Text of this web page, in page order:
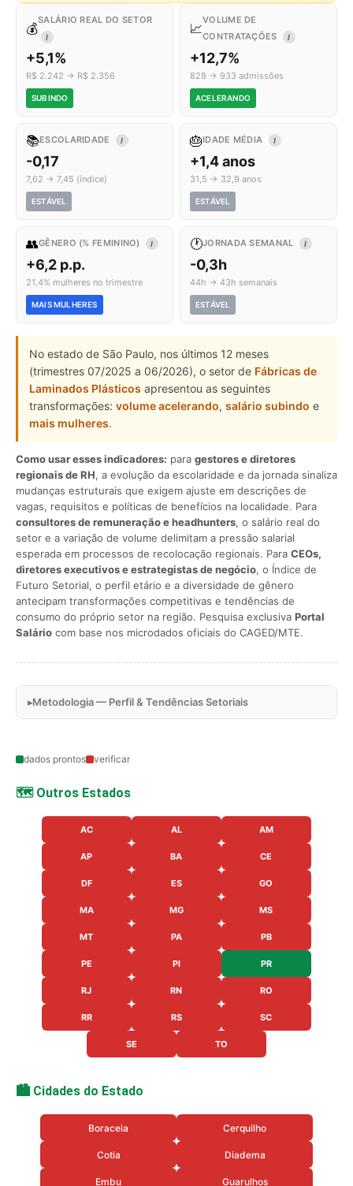
💰
SALÁRIO REAL DO SETOR
I
+5,1%
R$ 2.242 → R$ 2.356
SUBINDO
📈
VOLUME DE
CONTRATAÇÕES
I
+12,7%
828 → 933 admissões
ACELERANDO
📚ESCOLARIDADE I
-0,17
7,62 → 7,45 (índice)
ESTÁVEL
🎂IDADE MÉDIA I
+1,4 anos
31,5 → 32,9 anos
ESTÁVEL
👥GÊNERO (% FEMININO) I
+6,2 p.p.
21,4% mulheres no trimestre
MAIS MULHERES
🕐JORNADA SEMANAL I
-0,3h
44h → 43h semanais
ESTÁVEL
No estado de São Paulo, nos últimos 12 meses
(trimestres 07/2025 a 06/2026), o setor de Fábricas de
Laminados Plásticos apresentou as seguintes
transformações: volume acelerando, salário subindo e
mais mulheres.
Como usar esses indicadores: para gestores e diretores
regionais de RH, a evolução da escolaridade e da jornada sinaliza
mudanças estruturais que exigem ajuste em descrições de
vagas, requisitos e políticas de benefícios na localidade. Para
consultores de remuneração e headhunters, o salário real do
setor e a variação de volume delimitam a pressão salarial
esperada em processos de recolocação regionais. Para CEOs,
diretores executivos e estrategistas de negócio, o Índice de
Futuro Setorial, o perfil etário e a diversidade de gênero
antecipam transformações competitivas e tendências de
consumo do próprio setor na região. Pesquisa exclusiva Portal
Salário com base nos microdados oficiais do CAGED/MTE.
Metodologia — Perfil & Tendências Setoriais
dados prontos verificar
🗺️ Outros Estados
AC AL AM
AP BA CE
DF ES GO
MA MG MS
MT PA PB
PE PI PR
RJ RN RO
RR RS SC
SE TO
🏙️ Cidades do Estado
Boraceia Cerquilho
Cotia Diadema
Embu Guarulhos